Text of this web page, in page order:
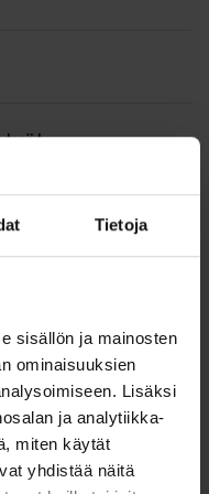
Tietoja
sisällön ja mainosten
ominaisuuksien
Lisäksi
ja analytiikka-
miten käytät
yhdistää näitä